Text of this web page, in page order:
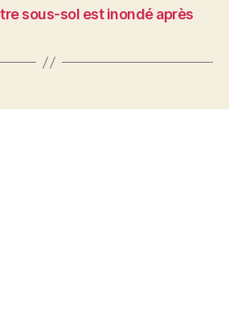
sous-sol est inondé après